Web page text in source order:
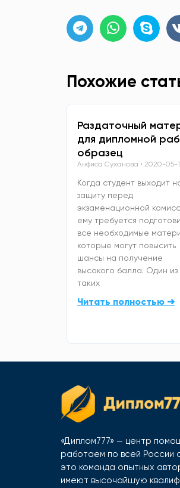
Похожие
Раздаточный
для дипломной
образец
Анфиса Суханова 2020-05-
Когда студент выходит
защиту перед
экзаменационной
ему требуется
все необходимые
которые могут повысить
шансы на получение
высокого балла. Один из
таких
Читать полностью ➜
«Диплом777» — центр
работаем по всей России
это команда опытных
имеют высочайшую